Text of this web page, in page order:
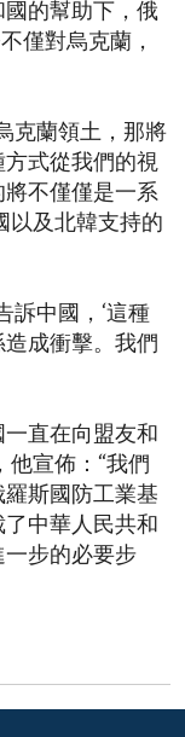
的幫助下，俄
僅對烏克蘭，
克蘭領土，那將
式從我們的視
不僅僅是一系
以及北韓支持的
訴中國，‘這種
成衝擊。我們
直在向盟友和
他宣佈：“我們
斯國防工業基
中華人民共和
一步的必要步